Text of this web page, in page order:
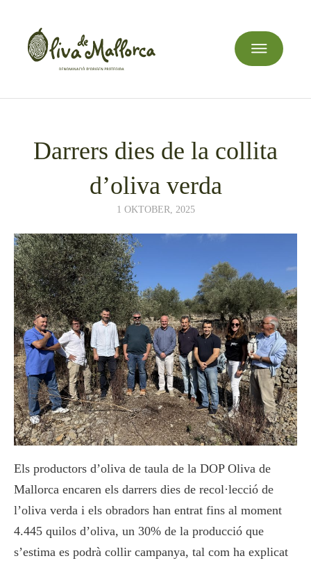
Darrers dies de la collita
d’oliva verda
1 OKTOBER, 2025
Els productors d’oliva de taula de la DOP Oliva de
Mallorca encaren els darrers dies de recol·lecció de
l’oliva verda i els obradors han entrat fins al moment
4.445 quilos d’oliva, un 30% de la producció que
s’estima es podrà collir campanya, tal com ha explicat